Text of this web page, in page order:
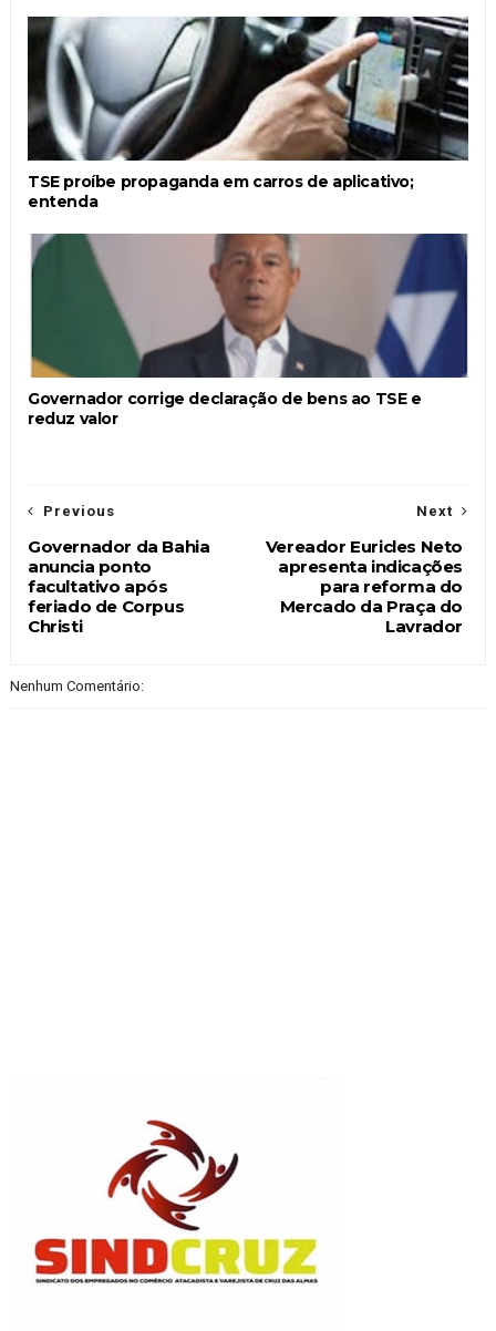
TSE proíbe propaganda em carros de aplicativo;
entenda
Governador corrige declaração de bens ao TSE e
reduz valor
Next
Vereador Euricles Neto
apresenta indicações
para reforma do
Mercado da Praça do
Lavrador
Previous
Governador da Bahia
anuncia ponto
facultativo após
feriado de Corpus
Christi
Nenhum Comentário: